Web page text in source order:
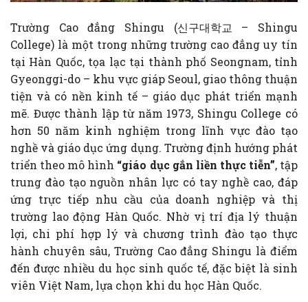
Trường Cao đẳng Shingu (신구대학교 – Shingu
College) là một trong những trường cao đẳng uy tín
tại Hàn Quốc, tọa lạc tại thành phố Seongnam, tỉnh
Gyeonggi-do – khu vực giáp Seoul, giao thông thuận
tiện và có nền kinh tế – giáo dục phát triển mạnh
mẽ. Được thành lập từ năm 1973, Shingu College có
hơn 50 năm kinh nghiệm trong lĩnh vực đào tạo
nghề và giáo dục ứng dụng. Trường định hướng phát
triển theo mô hình “giáo dục gắn liền thực tiễn”, tập
trung đào tạo nguồn nhân lực có tay nghề cao, đáp
ứng trực tiếp nhu cầu của doanh nghiệp và thị
trường lao động Hàn Quốc. Nhờ vị trí địa lý thuận
lợi, chi phí hợp lý và chương trình đào tạo thực
hành chuyên sâu, Trường Cao đẳng Shingu là điểm
đến được nhiều du học sinh quốc tế, đặc biệt là sinh
viên Việt Nam, lựa chọn khi du học Hàn Quốc.